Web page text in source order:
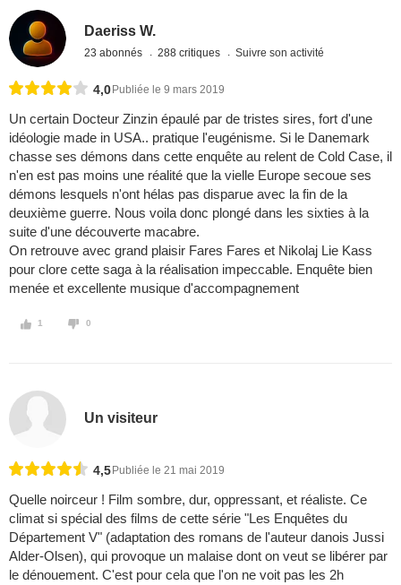
Daeriss W.
23 abonnés 288 critiques Suivre son activité
4,0 Publiée le 9 mars 2019
Un certain Docteur Zinzin épaulé par de tristes sires, fort d'une
idéologie made in USA.. pratique l'eugénisme. Si le Danemark
chasse ses démons dans cette enquête au relent de Cold Case, il
n'en est pas moins une réalité que la vielle Europe secoue ses
démons lesquels n'ont hélas pas disparue avec la fin de la
deuxième guerre. Nous voila donc plongé dans les sixties à la
suite d'une découverte macabre.
On retrouve avec grand plaisir Fares Fares et Nikolaj Lie Kass
pour clore cette saga à la réalisation impeccable. Enquête bien
menée et excellente musique d'accompagnement
1 0
Un visiteur
4,5 Publiée le 21 mai 2019
Quelle noirceur ! Film sombre, dur, oppressant, et réaliste. Ce
climat si spécial des films de cette série "Les Enquêtes du
Département V" (adaptation des romans de l'auteur danois Jussi
Alder-Olsen), qui provoque un malaise dont on veut se libérer par
le dénouement. C'est pour cela que l'on ne voit pas les 2h